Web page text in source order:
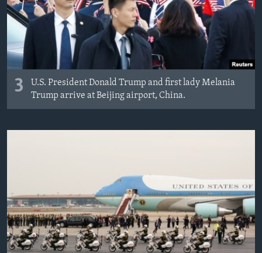
3
U.S. President Donald Trump and first lady Melania
Trump arrive at Beijing airport, China.